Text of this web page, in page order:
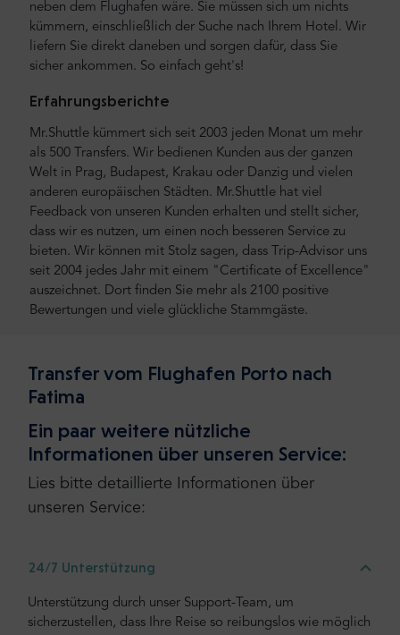
neben dem Flughafen wäre. Sie müssen sich um nichts
kümmern, einschließlich der Suche nach Ihrem Hotel. Wir
liefern Sie direkt daneben und sorgen dafür, dass Sie
sicher ankommen. So einfach geht's!
Erfahrungsberichte
Mr.Shuttle kümmert sich seit 2003 jeden Monat um mehr
als 500 Transfers. Wir bedienen Kunden aus der ganzen
Welt in Prag, Budapest, Krakau oder Danzig und vielen
anderen europäischen Städten. Mr.Shuttle hat viel
Feedback von unseren Kunden erhalten und stellt sicher,
dass wir es nutzen, um einen noch besseren Service zu
bieten. Wir können mit Stolz sagen, dass Trip-Advisor uns
seit 2004 jedes Jahr mit einem "Certificate of Excellence"
auszeichnet. Dort finden Sie mehr als 2100 positive
Bewertungen und viele glückliche Stammgäste.
Transfer vom Flughafen Porto nach
Fatima
Ein paar weitere nützliche
Informationen über unseren Service:
Lies bitte detaillierte Informationen über
unseren Service:
24/7 Unterstützung
Unterstützung durch unser Support-Team, um
sicherzustellen, dass Ihre Reise so reibungslos wie möglich